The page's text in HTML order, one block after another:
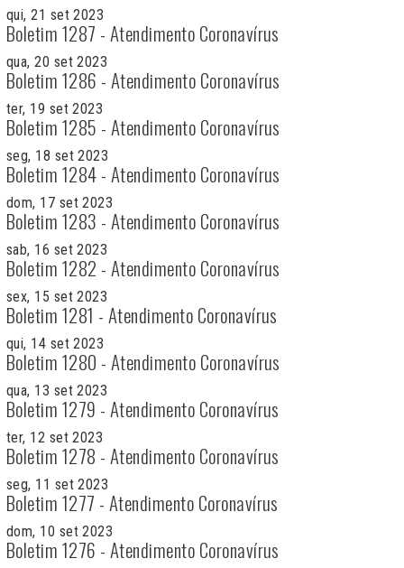
qui, 21 set 2023
Boletim 1287 - Atendimento Coronavírus
qua, 20 set 2023
Boletim 1286 - Atendimento Coronavírus
ter, 19 set 2023
Boletim 1285 - Atendimento Coronavírus
seg, 18 set 2023
Boletim 1284 - Atendimento Coronavírus
dom, 17 set 2023
Boletim 1283 - Atendimento Coronavírus
sab, 16 set 2023
Boletim 1282 - Atendimento Coronavírus
sex, 15 set 2023
Boletim 1281 - Atendimento Coronavírus
qui, 14 set 2023
Boletim 1280 - Atendimento Coronavírus
qua, 13 set 2023
Boletim 1279 - Atendimento Coronavírus
ter, 12 set 2023
Boletim 1278 - Atendimento Coronavírus
seg, 11 set 2023
Boletim 1277 - Atendimento Coronavírus
dom, 10 set 2023
Boletim 1276 - Atendimento Coronavírus